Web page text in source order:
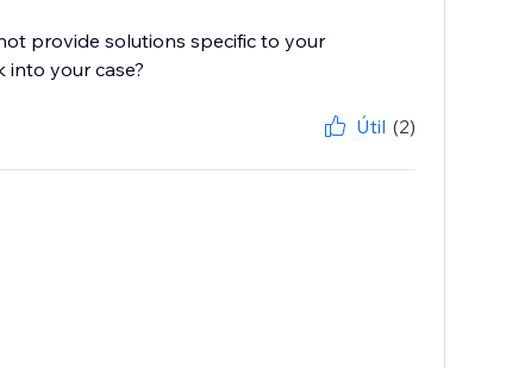
provide solutions specific to your
into your case?
Útil (2)